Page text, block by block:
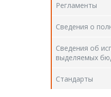
Регламенты
Сведения о
Сведения об
выделяемых
Стандарты